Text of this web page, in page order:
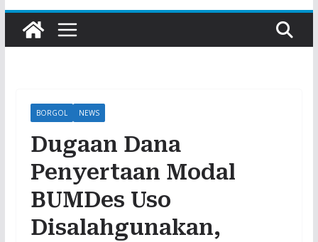
BORGOL NEWS
Dugaan Dana
Penyertaan Modal
BUMDes Uso
Disalahgunakan,